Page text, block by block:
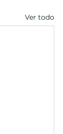
Ver todo